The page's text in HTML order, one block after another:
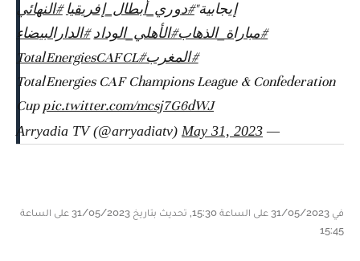
إيجابية"#دوري_أبطال_إفريقيا #النهائي
#مباراة_الذهاب#الأهلي_الوداد #الدارالبيضاء
#المغرب#TotalEnergiesCAFCL
TotalEnergies CAF Champions League & Confederation
Cuppic.twitter.com/mcsj7G6dWJ
— Arryadia TV (@arryadiatv)
May 31, 2023
في 31/05/2023 على الساعة 15:30, تحديث بتاريخ 31/05/2023 على الساعة
15:45